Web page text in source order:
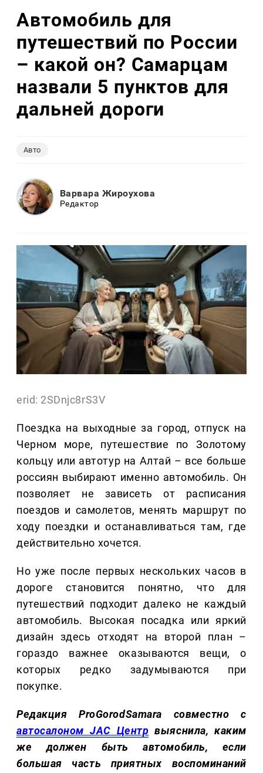
Автомобиль для
путешествий по России
– какой он? Самарцам
назвали 5 пунктов для
дальней дороги
Авто
Варвара Жироухова
Редактор
erid: 2SDnjc8rS3V
Поездка на выходные за город, отпуск на
Черном море, путешествие по Золотому
кольцу или автотур на Алтай – все больше
россиян выбирают именно автомобиль. Он
позволяет не зависеть от расписания
поездов и самолетов, менять маршрут по
ходу поездки и останавливаться там, где
действительно хочется.
Но уже после первых нескольких часов в
дороге становится понятно, что для
путешествий подходит далеко не каждый
автомобиль. Высокая посадка или яркий
дизайн здесь отходят на второй план –
гораздо важнее оказываются вещи, о
которых редко задумываются при
покупке.
Редакция ProGorodSamara совместно с
автосалоном JAC Центр выяснила, каким
же должен быть автомобиль, если
большая часть приятных воспоминаний